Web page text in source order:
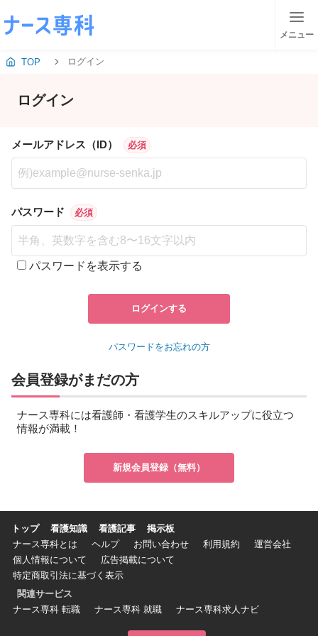
メニュー
TOP ログイン
ログイン
メールアドレス（ID） 必須
パスワード 必須
パスワードを表示する
ログインする
パスワードをお忘れの方
会員登録がまだの方
ナース専科には看護師・看護学生のスキルアップに役立つ
情報が満載！
新規会員登録（無料）
トップ 看護知識 看護記事
掲示板
ナース専科とは
ヘルプ お問い合わせ 利用規約
運営会社
個人情報について
広告掲載について
特定商取引法に基づく表示
関連サービス
ナース専科 転職
ナース専科 就職 ナース専科求人ナビ